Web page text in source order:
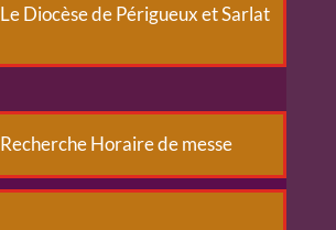
Le Diocèse de Périgueux et Sarlat
Recherche Horaire de messe